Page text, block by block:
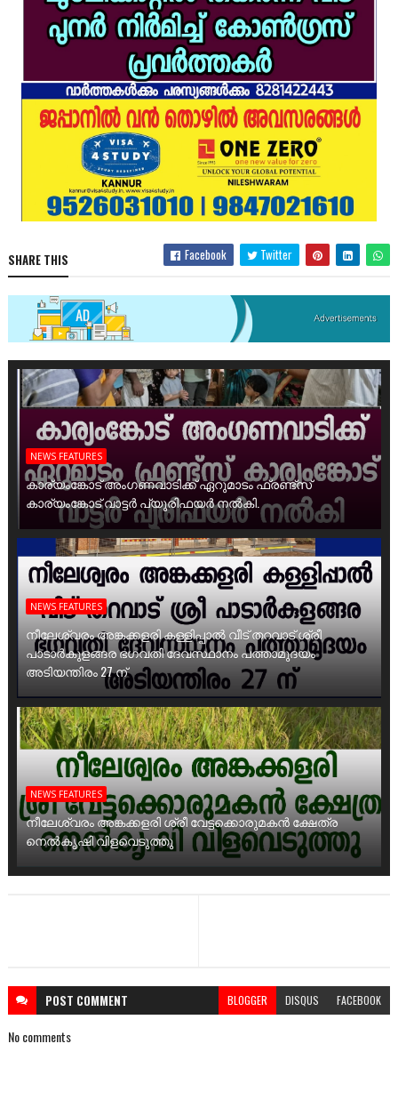
SHARE THIS Facebook Twitter
NEWS FEATURES
കാര്യംങ്കോട് അംഗണവാടിക്ക് ഏറുമാടം ഫ്രണ്ട്സ്
കാര്യംങ്കോട് വാട്ടർ പ്യൂരിഫയർ നൽകി.
NEWS FEATURES
നീലേശ്വരം അങ്കക്കളരി കള്ളിപ്പാൽ വീട് തറവാട് ശ്രീ
പാടാർകുളങ്ങര ഭഗവതി ദേവസ്ഥാനം പത്താമുദയം
അടിയന്തിരം 27 ന്
NEWS FEATURES
നീലേശ്വരം അങ്കക്കളരി ശ്രീ വേട്ടക്കൊരുമകൻ ക്ഷേത്ര
നെൽകൃഷി വിളവെടുത്തു
POST COMMENT BLOGGER DISQUS FACEBOOK
No comments